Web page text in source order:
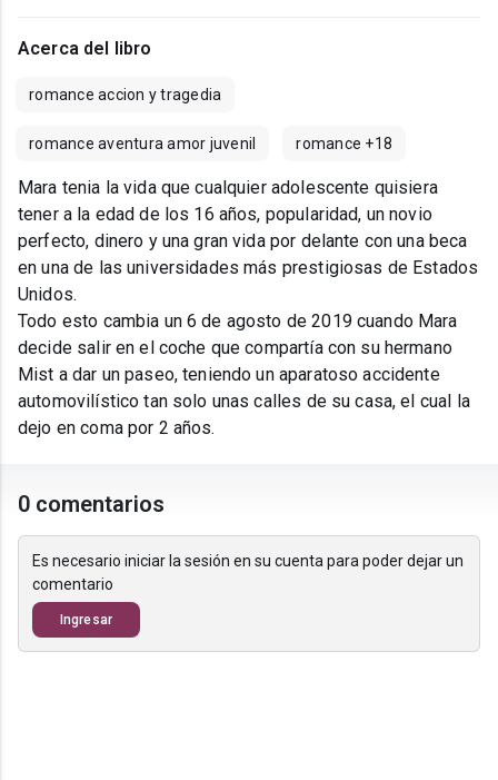
Acerca del libro
romance accion y tragedia
romance aventura amor juvenil romance +18
Mara tenia la vida que cualquier adolescente quisiera
tener a la edad de los 16 años, popularidad, un novio
perfecto, dinero y una gran vida por delante con una beca
en una de las universidades más prestigiosas de Estados
Unidos.
Todo esto cambia un 6 de agosto de 2019 cuando Mara
decide salir en el coche que compartía con su hermano
Mist a dar un paseo, teniendo un aparatoso accidente
automovilístico tan solo unas calles de su casa, el cual la
dejo en coma por 2 años.
0 comentarios
Es necesario iniciar la sesión en su cuenta para poder dejar un
comentario
Ingresar